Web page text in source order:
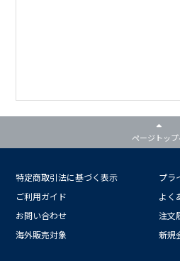
ページトップ
特定商取引法に基づく表示
プラ
ご利用ガイド
よく
お問い合わせ
注文
海外販売対象
新規